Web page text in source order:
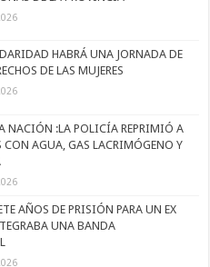
HABRÁ UNA JORNADA DE
DE LAS MUJERES
NACIÓN :LA POLICÍA REPRIMIÓ A
CON AGUA, GAS LACRIMÓGENO Y
AÑOS DE PRISIÓN PARA UN EX
UNA BANDA